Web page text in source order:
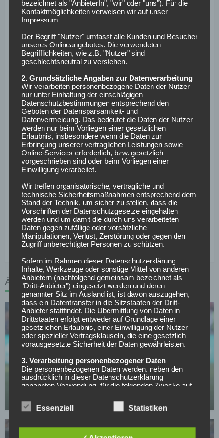
Nationalmannschaft keinen Gefallen getan.„Er spielt jetzt
in einer Liga, die einen Ticken schlechter ist als die
Bundesliga und andere europäische Topligen. Er muss dort
einfach noch mehr auffallen“, gab Nagelsmann zu, ließ die
Tür zurück ins DFB-Team aber offen: „Ich habe da keine
Wunderdinge erwartet, aber er muss natürlich eine
gewisse Quote bringen. Da ist er gefordert, seinen
Beitrag zu leisten. Und dann ist er auch weiterhin ein
Kandidat für uns.“
Die im Juni nachnominierten Thilo Kehrer und Jonathan
Burkardt, sowie Felix Nmecha, Robin Gosens und Deniz
Undav fehlen dieses Mal ebenfalls. Ebenso die verletzten
Jamal Musiala, Tom Bischof, Nico Schlotterbeck, Benjamin
Henrichs, Tim Kleindienst oder Kai Havertz. Der
gesperrte Antonio Rüdiger , die verletzt abgereisten
Angelo Stiller und Nadiem Amiri, sowie Stuttgarts Jamie
Leweling kehren zurück.
Weitere News und Transfergerüchte rund um den
deutschen Fußball findest du hier >>>
ÄHNLICHE ARTIKEL
WETTBEWERBE
US-Nationalspieler Berhalter wechselt nach
England
29.07.2026
bezeichnet als "AnbieterIn", "wir" oder "uns"). Für die
Kontaktmöglichkeiten verweisen wir auf unser
Impressum
Der Begriff "Nutzer" umfasst alle Kunden und Besucher
unseres Onlineangebotes. Die verwendeten
Begrifflichkeiten, wie z.B. "Nutzer" sind
geschlechtsneutral zu verstehen.
2. Grundsätzliche Angaben zur Datenverarbeitung
Wir verarbeiten personenbezogene Daten der Nutzer
nur unter Einhaltung der einschlägigen
Datenschutzbestimmungen entsprechend den
Geboten der Datensparsamkeit- und
Datenvermeidung. Das bedeutet die Daten der Nutzer
werden nur beim Vorliegen einer gesetzlichen
Erlaubnis, insbesondere wenn die Daten zur
Erbringung unserer vertraglichen Leistungen sowie
Online-Services erforderlich, bzw. gesetzlich
vorgeschrieben sind oder beim Vorliegen einer
Einwilligung verarbeitet.
Wir treffen organisatorische, vertragliche und
technische Sicherheitsmaßnahmen entsprechend dem
Stand der Technik, um sicher zu stellen, dass die
Vorschriften der Datenschutzgesetze eingehalten
werden und um damit die durch uns verarbeiteten
Daten gegen zufällige oder vorsätzliche
Manipulationen, Verlust, Zerstörung oder gegen den
Zugriff unberechtigter Personen zu schützen.
Sofern im Rahmen dieser Datenschutzerklärung
Inhalte, Werkzeuge oder sonstige Mittel von anderen
Anbietern (nachfolgend gemeinsam bezeichnet als
"Dritt-Anbieter") eingesetzt werden und deren
genannter Sitz im Ausland ist, ist davon auszugehen,
dass ein Datentransfer in die Sitzstaaten der Dritt-
Anbieter stattfindet. Die Übermittlung von Daten in
Drittstaaten erfolgt entweder auf Grundlage einer
gesetzlichen Erlaubnis, einer Einwilligung der Nutzer
oder spezieller Vertragsklauseln, die eine gesetzlich
vorausgesetzte Sicherheit der Daten gewährleisten.
3. Verarbeitung personenbezogener Daten
Die personenbezogenen Daten werden, neben den
ausdrücklich in dieser Datenschutzerklärung
genannten Verwendung, für die folgenden Zwecke auf
Einwilligungen der Nutzer verarbeitet:
- Die Zurverfügungstellung, Ausführung, Pflege,
und Nutzerleistungen;
- Die Gewährleistung eines effektiven Kundendienstes
Essenziell Statistiken